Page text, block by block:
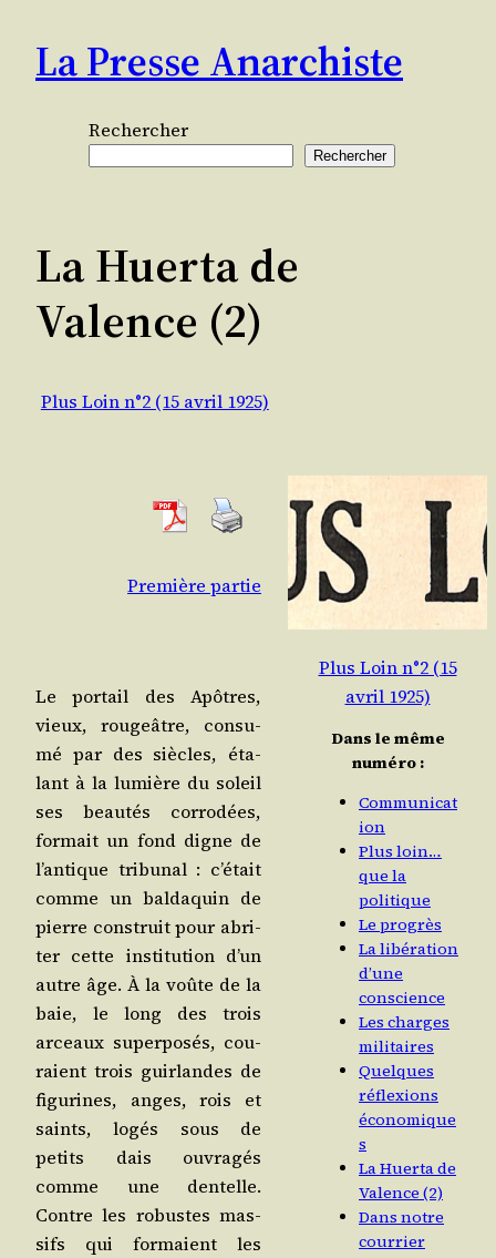
contenu
La Presse Anarchiste
Rechercher
Rechercher
La Huerta de
Valence (2)
Plus Loin n°2 (15 avril 1925)
Pre­mière partie
Le por­tail des Apôtres,
vieux, rou­geâtre, consu­
mé par des siècles, éta­
lant à la lumière du soleil
ses beau­tés cor­ro­dées,
for­mait un fond digne de
l’an­tique tri­bu­nal : c’é­tait
comme un bal­da­quin de
pierre construit pour abri­
ter cette ins­ti­tu­tion d’un
autre âge. À la voûte de la
baie, le long des trois
arceaux super­po­sés, cou­
raient trois guir­landes de
figu­rines, anges, rois et
saints, logés sous de
petits dais ouvra­gés
comme une den­telle.
Contre les robustes mas­
sifs qui for­maient les
Plus Loin n°2 (15
avril 1925)
Dans le même
numéro :
Communicat
ion
Plus loin…
que la
politique
Le progrès
La libération
d’une
conscience
Les charges
militaires
Quelques
réflexions
économique
s
La Huerta de
Valence (2)
Dans notre
courrier